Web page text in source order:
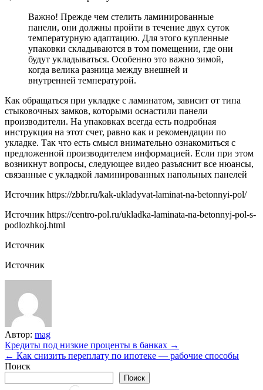
Важно! Прежде чем стелить ламинированные
панели, они должны пройти в течение двух суток
температурную адаптацию. Для этого купленные
упаковки складываются в том помещении, где они
будут укладываться. Особенно это важно зимой,
когда велика разница между внешней и
внутренней температурой.
Как обращаться при укладке с ламинатом, зависит от типа
стыковочных замков, которыми оснастили панели
производители. На упаковках всегда есть подробная
инструкция на этот счет, равно как и рекомендации по
укладке. Так что есть смысл внимательно ознакомиться с
предложенной производителем информацией. Если при этом
возникнут вопросы, следующее видео разъяснит все нюансы,
связанные с укладкой ламинированных напольных панелей
Источник https://zbbr.ru/kak-ukladyvat-laminat-na-betonnyi-pol/
Источник https://centro-pol.ru/ukladka-laminata-na-betonnyj-pol-s-
podlozhkoj.html
Источник
Источник
Автор: mag
Навигация
по
Кредиты под низкие проценты в банках →
← Как снизить переплату по ипотеке — рабочие способы
Поиск
Поиск